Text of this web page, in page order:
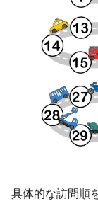
具体的な訪問順